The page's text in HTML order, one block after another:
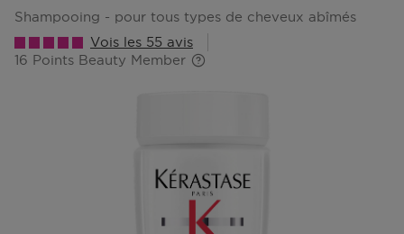
shampooing - pour tous types de cheveux abîmés
Vois les 55 avis
16 Points Beauty Member